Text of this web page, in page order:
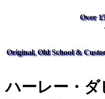
Over
Original, Old School &
ハーレー・